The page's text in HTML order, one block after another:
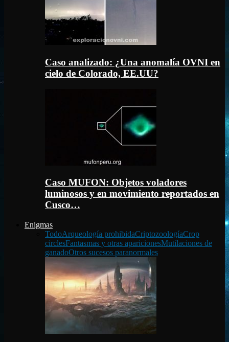
Caso analizado: ¿Una anomalía OVNI en
cielo de Colorado, EE.UU?
Caso MUFON: Objetos voladores
luminosos y en movimiento reportados en
Cusco…
Enigmas
TodoArqueología prohibidaCriptozoologíaCrop
circlesFantasmas y otras aparicionesMutilaciones de
ganadoOtros sucesos paranormales